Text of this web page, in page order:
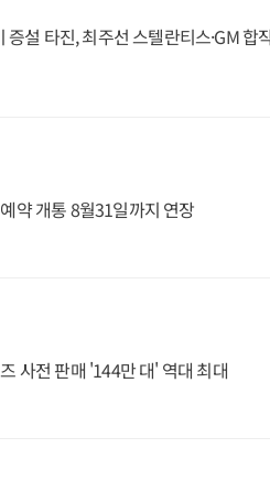
설 타진, 최주선 스텔란티스·GM 합
약 개통 8월31일까지 연장
사전 판매 '144만 대' 역대 최대